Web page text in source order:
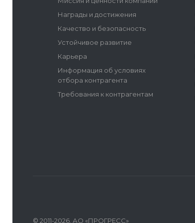
Награды и достижения
Качество и безопасность
Устойчивое развитие
Карьера
Информация об условиях
отбора контрагента
Требования к контрагентам
© 2011-2026, АО «ПРОГРЕСС»